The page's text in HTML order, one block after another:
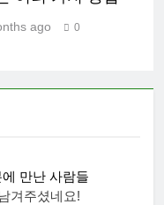
ago 0
만난 사람들
겨주셨네요!